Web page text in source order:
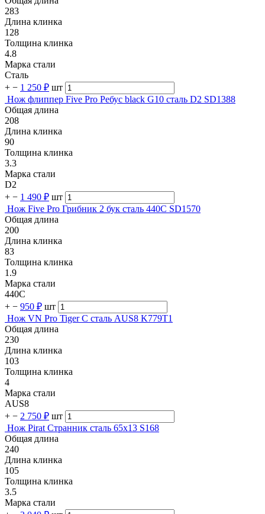
283
Длина клинка
128
Толщина клинка
4.8
Марка стали
Сталь
+ − 1 250 ₽ шт
Нож флиппер Five Pro Ребус black G10 сталь D2 SD1388
Общая длина
208
Длина клинка
90
Толщина клинка
3.3
Марка стали
D2
+ − 1 490 ₽ шт
Нож Five Pro Грибник 2 бук сталь 440С SD1570
Общая длина
200
Длина клинка
83
Толщина клинка
1.9
Марка стали
440C
+ − 950 ₽ шт
Нож VN Pro Tiger C сталь AUS8 K779T1
Общая длина
230
Длина клинка
103
Толщина клинка
4
Марка стали
AUS8
+ − 2 750 ₽ шт
Нож Pirat Странник сталь 65х13 S168
Общая длина
240
Длина клинка
105
Толщина клинка
3.5
Марка стали